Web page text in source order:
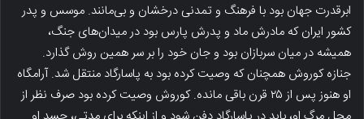
ابرقدرت جهان بود با فرهنگ و تمدنی درخشان و بی‌مانند. موسس و پدر
کشور ایران که مادرش ماد و پدرش پارس بود در میدان‌های جنگ،
همیشه در میان سربازان بود و جان خود را بر سر همین روش گذارد.
جنازه کوروش همچنان که وصیت کرده بود به پاسارگاد منتقل شد. آرامگاه
او هنوز پس از ۲۵ قرن باقی مانده. کوروش وصیت کرده بود صرف نظر از